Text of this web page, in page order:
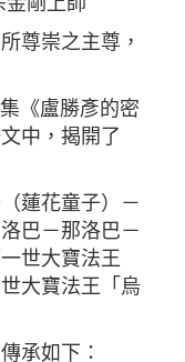
尊崇之主尊，
《盧勝彥的密
中，揭開了
蓮花童子）－
巴－那洛巴－
世大寶法王
大寶法王「烏
承如下：